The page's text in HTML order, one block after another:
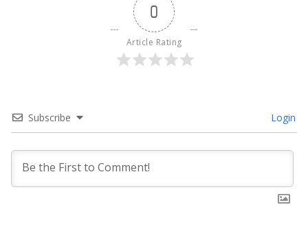
0
Article Rating
Subscribe Login